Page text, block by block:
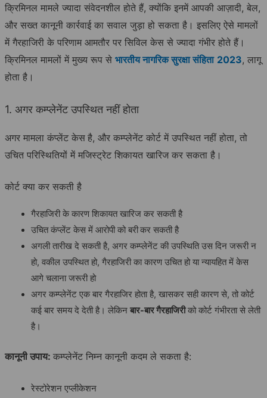
क्रिमिनल मामले ज्यादा संवेदनशील होते हैं, क्योंकि इनमें आपकी आज़ादी, बेल,
और सख्त कानूनी कार्रवाई का सवाल जुड़ा हो सकता है। इसलिए ऐसे मामलों
में गैरहाजिरी के परिणाम आमतौर पर सिविल केस से ज्यादा गंभीर होते हैं।
क्रिमिनल मामलों में मुख्य रूप से भारतीय नागरिक सुरक्षा संहिता 2023, लागू
होता है।
1. अगर कम्प्लेनेंट उपस्थित नहीं होता
अगर मामला कंप्लेंट केस है, और कम्प्लेनेंट कोर्ट में उपस्थित नहीं होता, तो
उचित परिस्थितियों में मजिस्ट्रेट शिकायत खारिज कर सकता है।
कोर्ट क्या कर सकती है
गैरहाजिरी के कारण शिकायत खारिज कर सकती है
उचित कंप्लेंट केस में आरोपी को बरीकर सकती है
अगली तारीख दे सकती है, अगर कम्प्लेनेंट की उपस्थिति उस दिन जरूरी न
हो, वकील उपस्थित हो, गैरहाजिरी का कारण उचित हो या न्यायहित में केस
आगे चलाना जरूरी हो
अगर कम्प्लेनेंट एक बार गैरहाजिर होता है, खासकर सही कारण से, तो कोर्ट
कई बार समय दे देती है। लेकिन बार-बार गैरहाजिरीको कोर्ट गंभीरता से लेती
है।
कानूनी उपाय: कम्प्लेनेंट निम्न कानूनी कदम ले सकता है:
रेस्टोरेशन एप्लीकेशन